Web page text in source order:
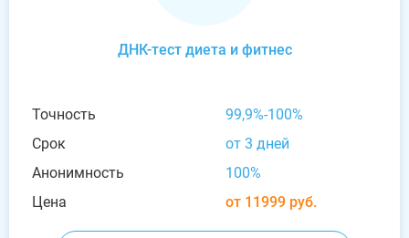
ДНК-тест диета и фитнес
Точность
99,9%-100%
Срок
от 3 дней
Анонимность
100%
Цена
от 11999 руб.